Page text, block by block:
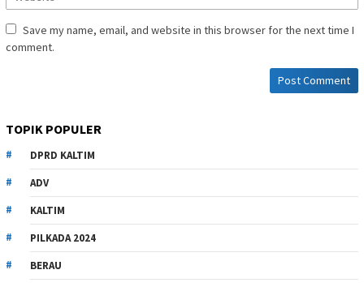
Save my name, email, and website in this browser for the next time I
comment.
TOPIK POPULER
DPRD KALTIM
ADV
KALTIM
PILKADA 2024
BERAU